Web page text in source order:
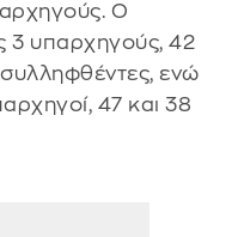
Ο
3 υπαρχηγούς, 42
ενώ
47 και 38